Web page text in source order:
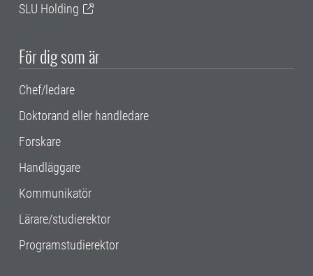
SLU Holding
För dig som är
Chef/ledare
Doktorand eller handledare
Forskare
Handläggare
Kommunikatör
Lärare/studierektor
Programstudierektor